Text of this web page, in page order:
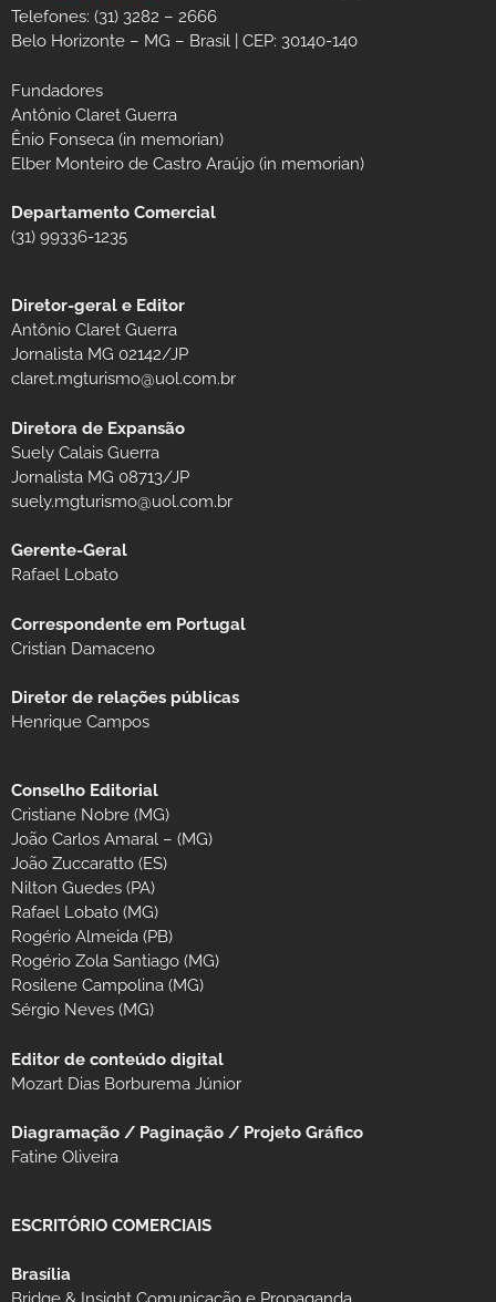
Telefones: (31) 3282 – 2666
Belo Horizonte – MG – Brasil | CEP: 30140-140
Fundadores
Antônio Claret Guerra
Ênio Fonseca (in memorian)
Elber Monteiro de Castro Araújo (in memorian)
Departamento Comercial
(31) 99336-1235
Diretor-geral e Editor
Antônio Claret Guerra
Jornalista MG 02142/JP
claret.mgturismo@uol.com.br
Diretora de Expansão
Suely Calais Guerra
Jornalista MG 08713/JP
suely.mgturismo@uol.com.br
Gerente-Geral
Rafael Lobato
Correspondente em Portugal
Cristian Damaceno
Diretor de relações públicas
Henrique Campos
Conselho Editorial
Cristiane Nobre (MG)
João Carlos Amaral – (MG)
João Zuccaratto (ES)
Nilton Guedes (PA)
Rafael Lobato (MG)
Rogério Almeida (PB)
Rogério Zola Santiago (MG)
Rosilene Campolina (MG)
Sérgio Neves (MG)
Editor de conteúdo digital
Mozart Dias Borburema Júnior
Diagramação / Paginação / Projeto Gráfico
Fatine Oliveira
ESCRITÓRIO COMERCIAIS
Brasília